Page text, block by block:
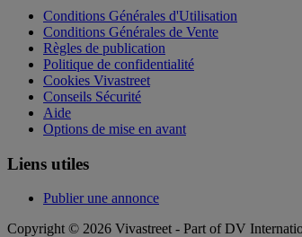
Conditions Générales d'Utilisation
Conditions Générales de Vente
Règles de publication
Politique de confidentialité
Cookies Vivastreet
Conseils Sécurité
Aide
Options de mise en avant
Liens utiles
Publier une annonce
Copyright © 2026 Vivastreet - Part of DV